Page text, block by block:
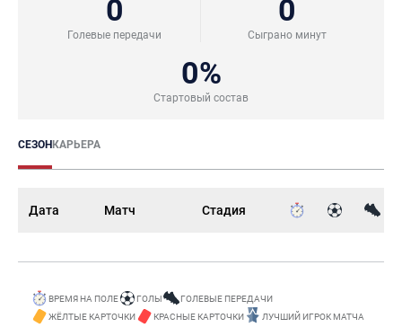
0
Голевые передачи
0
Сыграно минут
0%
Стартовый состав
СЕЗОНКАРЬЕРА
Дата Матч Стадия
ВРЕМЯ НА ПОЛЕ ГОЛЫ
ГОЛЕВЫЕ ПЕРЕДАЧИ
ЖЁЛТЫЕ КАРТОЧКИ
КРАСНЫЕ КАРТОЧКИ ЛУЧШИЙ ИГРОК МАТЧА